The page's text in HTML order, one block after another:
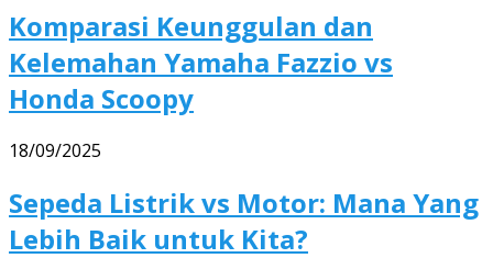
Komparasi Keunggulan dan
Kelemahan Yamaha Fazzio vs
Honda Scoopy
18/09/2025
Sepeda Listrik vs Motor: Mana Yang
Lebih Baik untuk Kita?